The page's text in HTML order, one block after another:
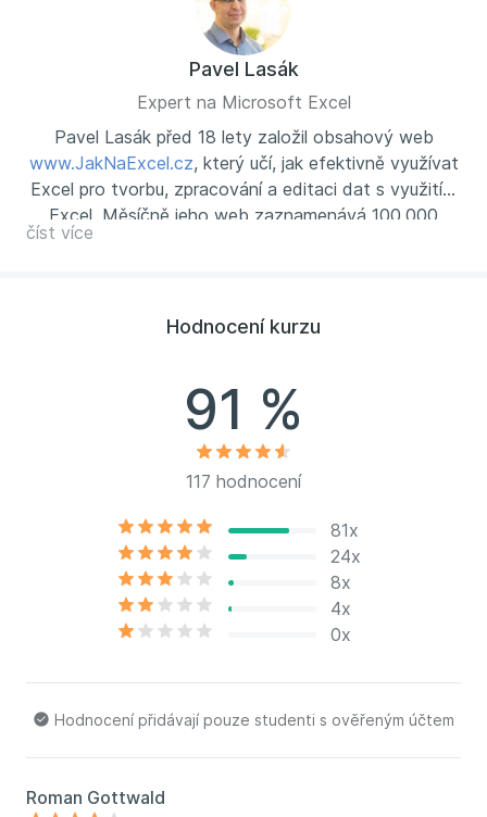
Pavel Lasák
Expert na Microsoft Excel
Pavel Lasák před 18 lety založil obsahový web
www.JakNaExcel.cz, který učí, jak efektivně využívat
Excel pro tvorbu, zpracování a editaci dat s využitím
Excel. Měsíčně jeho web zaznamenává 100.000
návštěv. Firmám pomáhá s efektivním zpracováním
držitelem prestižního ocenění MVP (
číst více
Hodnocení kurzu
91 %
117 hodnocení
81x
24x
8x
4x
0x
Hodnocení přidávají pouze studenti s ověřeným účtem
Roman Gottwald